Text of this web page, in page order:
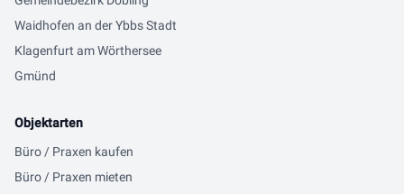
Waidhofen an der Ybbs Stadt
Klagenfurt am Wörthersee
Gmünd
Objektarten
Büro / Praxen kaufen
Büro / Praxen mieten